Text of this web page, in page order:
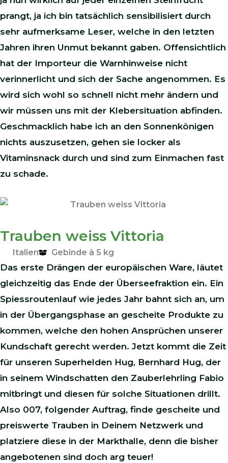
prangt, ja ich bin tatsächlich sensibilisiert durch
sehr aufmerksame Leser, welche in den letzten
Jahren ihren Unmut bekannt gaben. Offensichtlich
hat der Importeur die Warnhinweise nicht
verinnerlicht und sich der Sache angenommen. Es
wird sich wohl so schnell nicht mehr ändern und
wir müssen uns mit der Klebersituation abfinden.
Geschmacklich habe ich an den Sonnenkönigen
nichts auszusetzen, gehen sie locker als
Vitaminsnack durch und sind zum Einmachen fast
zu schade.
Trauben weiss Vittoria
Italien Gebinde à 5 kg
Das erste Drängen der europäischen Ware, läutet
gleichzeitig das Ende der Überseefraktion ein. Ein
Spiessroutenlauf wie jedes Jahr bahnt sich an, um
in der Übergangsphase an gescheite Produkte zu
kommen, welche den hohen Ansprüchen unserer
Kundschaft gerecht werden. Jetzt kommt die Zeit
für unseren Superhelden Hug, Bernhard Hug, der
in seinem Windschatten den Zauberlehrling Fabio
mitbringt und diesen für solche Situationen drillt.
Also 007, folgender Auftrag, finde gescheite und
preiswerte Trauben in Deinem Netzwerk und
platziere diese in der Markthalle, denn die bisher
angebotenen sind doch arg teuer!